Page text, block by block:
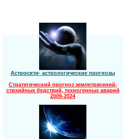
Астросити- астрологические прогнозы
Стратегический прогноз землетрясений,
стихийных бедствий, техногенных аварий
2009-2024